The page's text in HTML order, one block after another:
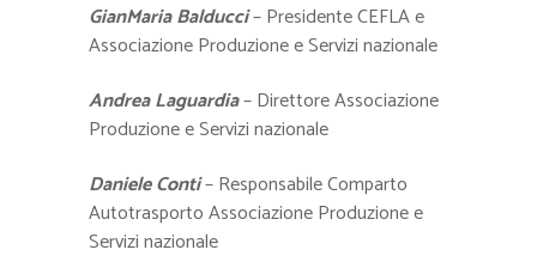
GianMaria Balducci– Presidente CEFLA e
Associazione Produzione e Servizi nazionale
Andrea Laguardia– Direttore Associazione
Produzione e Servizi nazionale
Daniele Conti– Responsabile Comparto
Autotrasporto Associazione Produzione e
Servizi nazionale